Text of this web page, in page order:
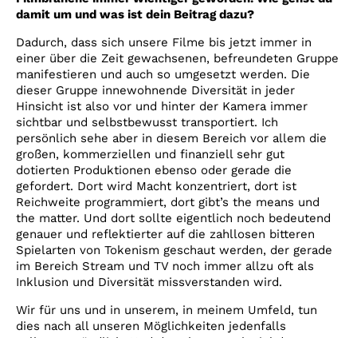
damit um und was ist dein Beitrag dazu?
Dadurch, dass sich unsere Filme bis jetzt immer in
einer über die Zeit gewachsenen, befreundeten Gruppe
manifestieren und auch so umgesetzt werden. Die
dieser Gruppe innewohnende Diversität in jeder
Hinsicht ist also vor und hinter der Kamera immer
sichtbar und selbstbewusst transportiert. Ich
persönlich sehe aber in diesem Bereich vor allem die
großen, kommerziellen und finanziell sehr gut
dotierten Produktionen ebenso oder gerade die
gefordert. Dort wird Macht konzentriert, dort ist
Reichweite programmiert, dort gibt’s the means und
the matter. Und dort sollte eigentlich noch bedeutend
genauer und reflektierter auf die zahllosen bitteren
Spielarten von Tokenism geschaut werden, der gerade
im Bereich Stream und TV noch immer allzu oft als
Inklusion und Diversität missverstanden wird.
Wir für uns und in unserem, in meinem Umfeld, tun
dies nach all unseren Möglichkeiten jedenfalls